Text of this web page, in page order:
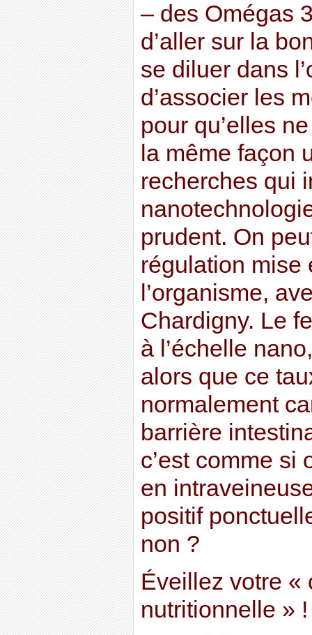
– des Omégas
d’aller sur la
se diluer dans
d’associer les
pour qu’elles
la même façon
recherches qui
prudent. On
régulation mise
l’organisme,
Chardigny. Le
à l’échelle
alors que ce
normalement
barrière
c’est comme si
en
positif
non ?
Éveillez votre «
nutritionnelle » !